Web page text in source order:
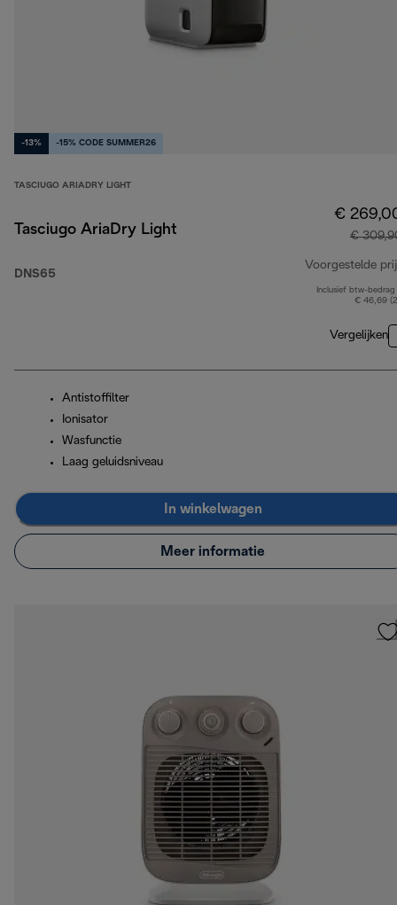
-13% -15% CODE SUMMER26
TASCIUGO ARIADRY LIGHT
Tasciugo AriaDry Light
DNS65
€
€
Voorgestelde
Inclusief btw-bedrag
€ 46,69
Vergelijken
Antistoffilter
Ionisator
Wasfunctie
Laag geluidsniveau
In winkelwagen
Meer informatie